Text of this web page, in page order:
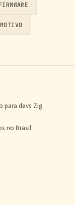
para devs Zig
no Brasil